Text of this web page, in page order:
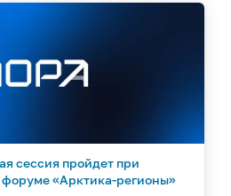
сессия пройдет при
«Арктика-регионы»